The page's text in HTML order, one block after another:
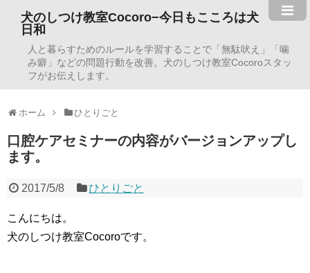
犬のしつけ教室Cocoro−今日もこころは犬
日和
人と暮らすためのルールを学習することで「無駄吠え」「噛
み癖」などの問題行動を改善。犬のしつけ教室Cocoroスタッ
フがお伝えします。
ホーム ひとりごと
口腔ケアセミナーの内容がバージョンアップし
ます。
2017/5/8 ひとりごと
こんにちは。
犬のしつけ教室Cocoroです。